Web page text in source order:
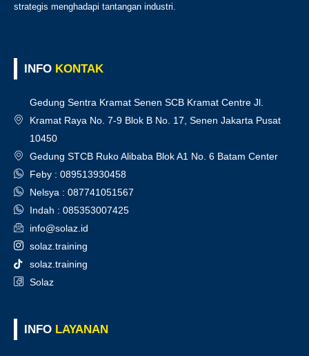
strategis menghadapi tantangan industri.
INFO KONTAK
Gedung Sentra Kramat Senen SCB Kramat Centre Jl.
Kramat Raya No. 7-9 Blok B No. 17, Senen Jakarta Pusat
10450
Gedung STCB Ruko Alibaba Blok A1 No. 6 Batam Center
Feby : 089513930458
Nelsya : 087741051567
Indah : 085353007425
info@solaz.id
solaz.training
solaz.training
Solaz
INFO LAYANAN